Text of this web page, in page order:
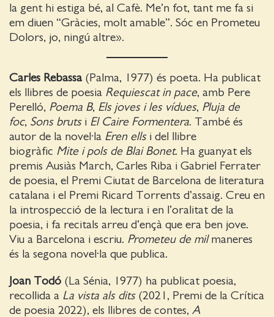
la gent hi estiga bé, al Cafè. Me’n fot, tant me fa si
em diuen “Gràcies, molt amable”. Sóc en Prometeu
Dolors, jo, ningú altre».
Carles Rebassa (Palma, 1977) és poeta. Ha publicat
els llibres de poesia Requiescat in pace, amb Pere
Perelló, Poema B, Els joves i les vídues, Pluja de
foc, Sons brutsi El Caire Formentera. També és
autor de la novel·la Eren ellsi del llibre
biogràfic Mite i pols de Blai Bonet. Ha guanyat els
premis Ausiàs March, Carles Riba i Gabriel Ferrater
de poesia, el Premi Ciutat de Barcelona de literatura
catalana i el Premi Ricard Torrents d’assaig. Creu en
la introspecció de la lectura i en l’oralitat de la
poesia, i fa recitals arreu d’ençà que era ben jove.
Viu a Barcelona i escriu. Prometeu de milmaneres
és la segona novel·la que publica.
Joan Todó (La Sénia, 1977) ha publicat poesia,
recollida a La vista als dits (2021, Premi de la Crítica
de poesia 2022), els llibres de contes, A